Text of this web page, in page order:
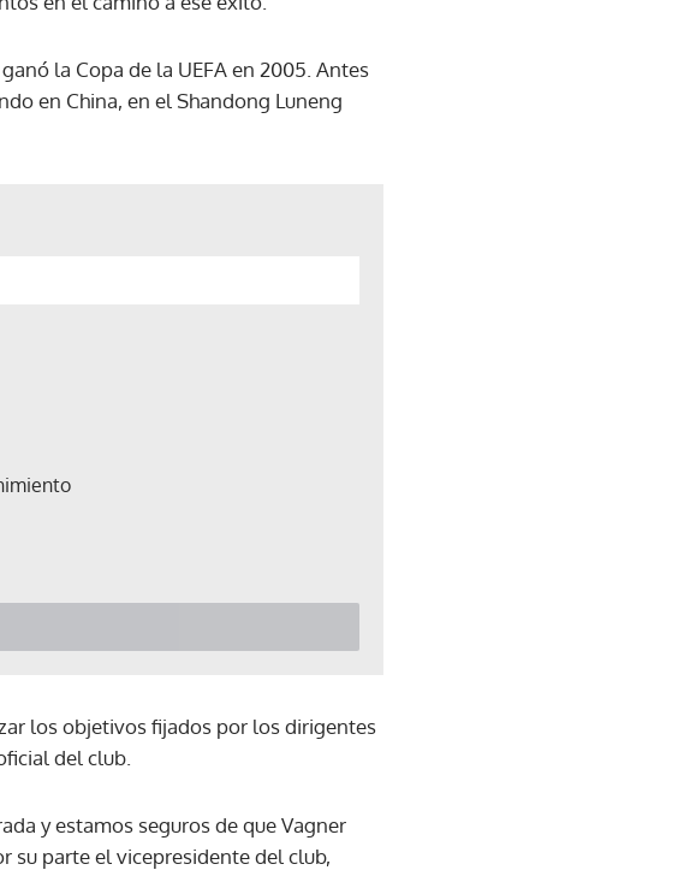
la Copa de la UEFA en 2005. Antes
en China, en el Shandong Luneng
los objetivos fijados por los dirigentes
del club.
y estamos seguros de que Vagner
su parte el vicepresidente del club,